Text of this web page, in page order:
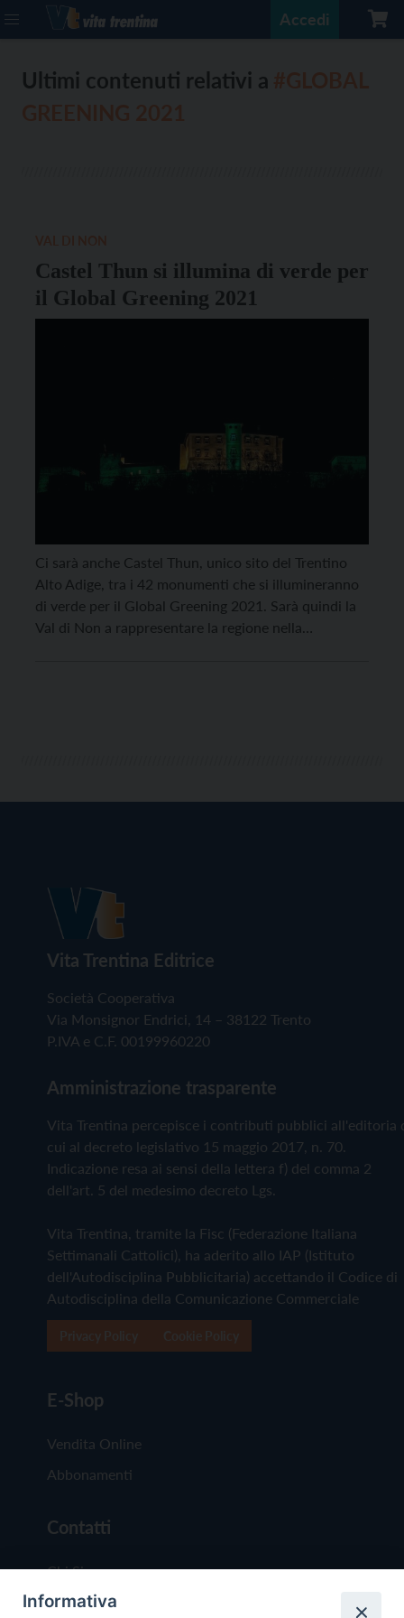
Accedi
Ultimi contenuti relativi a
Castel Thun si illumina di verde per
il Global Greening 2021
Ci sarà anche Castel Thun, unico sito del Trentino
Alto Adige, tra i 42 monumenti che si illumineranno
di verde per il Global Greening 2021. Sarà quindi la
Val di Non a rappresentare la regione nella
Vita Trentina Editrice
Società Cooperativa
Via Monsignor Endrici, 14 – 38122 Trento
P.IVA e C.F. 00199960220
Amministrazione trasparente
Vita Trentina percepisce i contributi pubblici all'editoria
cui al decreto legislativo 15 maggio 2017, n. 70.
Indicazione resa ai sensi della lettera f) del comma 2
dell'art. 5 del medesimo decreto Lgs.
Vita Trentina, tramite la Fisc (Federazione Italiana
Settimanali Cattolici), ha aderito allo IAP (Istituto
dell'Autodisciplina Pubblicitaria) accettando il Codice di
Autodisciplina della Comunicazione Commerciale
E-Shop
Vendita Online
Abbonamenti
Contatti
Chi Siamo
Redazione
Informativa